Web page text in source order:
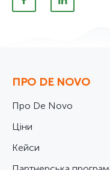
ПРО DE NOVO
Про De Novo
Ціни
Кейси